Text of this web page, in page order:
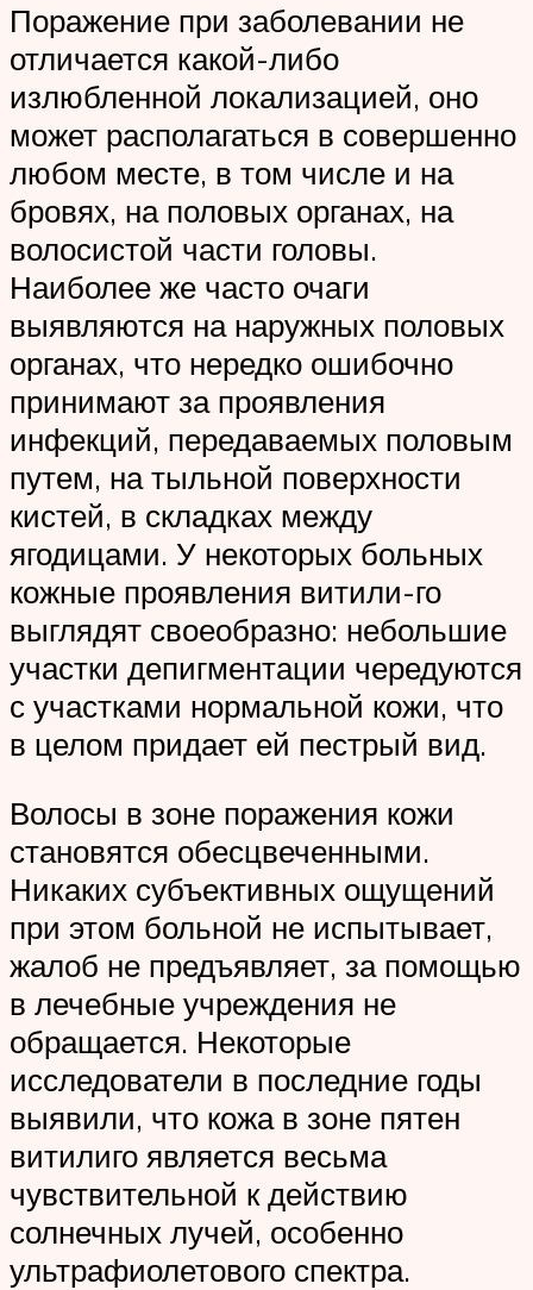
Поражение при заболевании не
отличается какой-либо
излюбленной локализацией, оно
может располагаться в совершенно
любом месте, в том числе и на
бровях, на половых органах, на
волосистой части головы.
Наиболее же часто очаги
выявляются на наружных половых
органах, что нередко ошибочно
принимают за проявления
инфекций, передаваемых половым
путем, на тыльной поверхности
кистей, в складках между
ягодицами. У некоторых больных
кожные проявления витили-го
выглядят своеобразно: небольшие
участки депигментации чередуются
с участками нормальной кожи, что
в целом придает ей пестрый вид.
Волосы в зоне поражения кожи
становятся обесцвеченными.
Никаких субъективных ощущений
при этом больной не испытывает,
жалоб не предъявляет, за помощью
в лечебные учреждения не
обращается. Некоторые
исследователи в последние годы
выявили, что кожа в зоне пятен
витилиго является весьма
чувствительной к действию
солнечных лучей, особенно
ультрафиолетового спектра.